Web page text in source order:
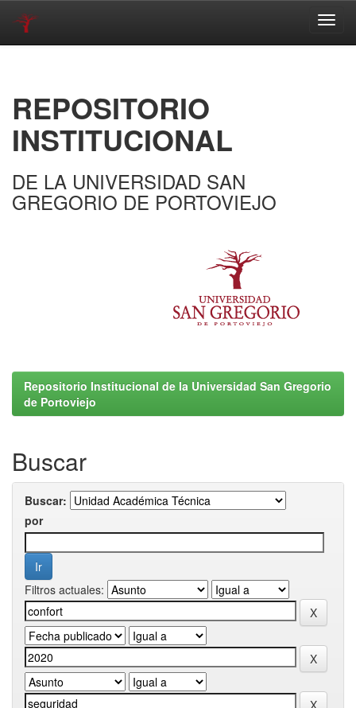
REPOSITORIO
INSTITUCIONAL
DE LA UNIVERSIDAD SAN
GREGORIO DE PORTOVIEJO
Repositorio Institucional de la Universidad San Gregorio
de Portoviejo
Buscar
Buscar:
por
Filtros actuales: